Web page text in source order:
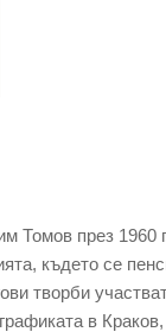
Томов през 1960
където сe
творби
в